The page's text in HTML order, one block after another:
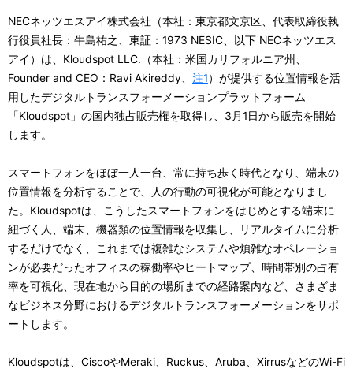
ナ
ビ
ゲ
ー
ョ
ン
NECネッツエスアイ株式会社（本社：東京都文京区、代表取締役執
行役員社長：牛島祐之、東証：1973 NESIC、以下 NECネッツエス
アイ）は、Kloudspot LLC.（本社：米国カリフォルニア州、
Founder and CEO：Ravi Akireddy、 注1）が提供する位置情報を活
用したデジタルトランスフォーメーションプラットフォーム
「Kloudspot」の国内独占販売権を取得し、3月1日から販売を開始
します。
スマートフォンをほぼ一人一台、常に持ち歩く時代となり、端末の
位置情報を分析することで、人の行動の可視化が可能となりまし
た。Kloudspotは、こうしたスマートフォンをはじめとする端末に
紐づく人、端末、機器類の位置情報を収集し、リアルタイムに分析
するだけでなく、これまでは複雑なシステムや煩雑なオペレーショ
ンが必要だったオフィスの稼働率やヒートマップ、時間帯別の占有
率を可視化、現在地から目的の場所までの経路案内など、さまざま
なビジネス分野におけるデジタルトランスフォーメーションをサポ
ートします。
Kloudspotは、CiscoやMeraki、Ruckus、Aruba、XirrusなどのWi-Fi